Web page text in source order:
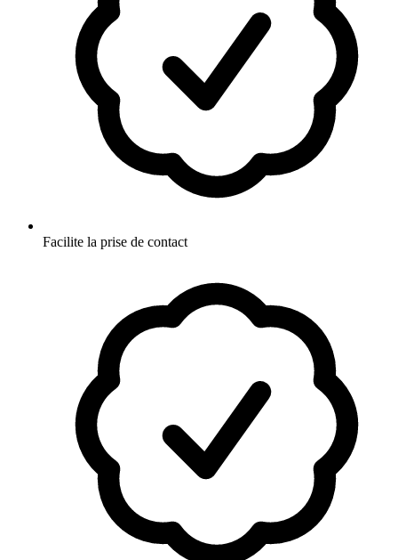
Facilite la prise de contact